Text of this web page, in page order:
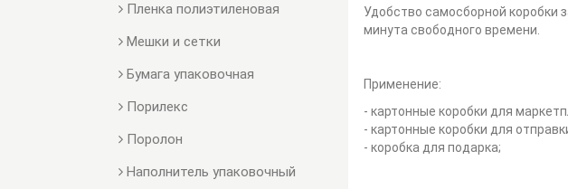
Пленка полиэтиленовая
Мешки и сетки
Бумага упаковочная
Порилекс
Поролон
Наполнитель упаковочный
Удобство самосборной коробки
минута свободного времени.
Применение:
- картонные коробки для
- картонные коробки для
- коробка для подарка;